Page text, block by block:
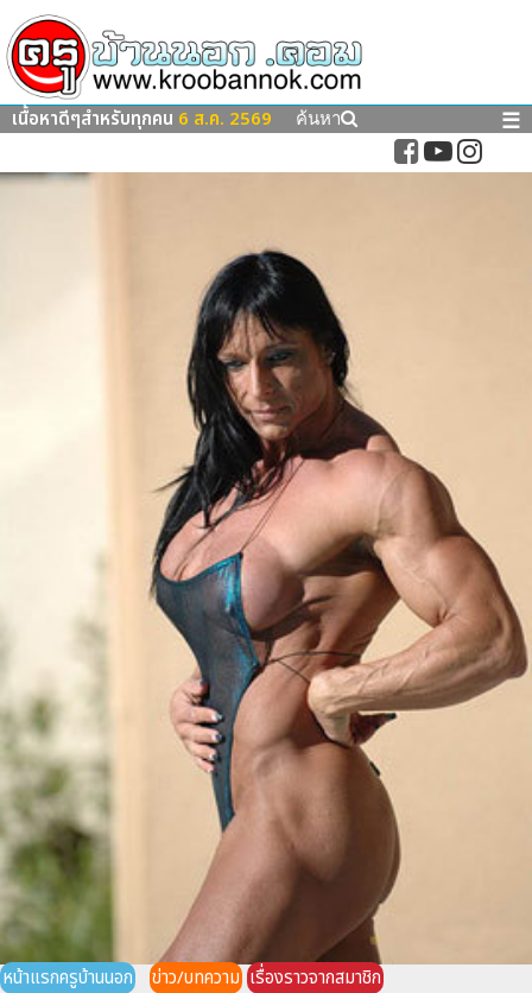
เนื้อหาดีๆสำหรับทุกคน 6 ส.ค. 2569 ค้นหา ☰
หน้าแรกครูบ้านนอก ข่าว/บทความ เรื่องราวจากสมาชิก